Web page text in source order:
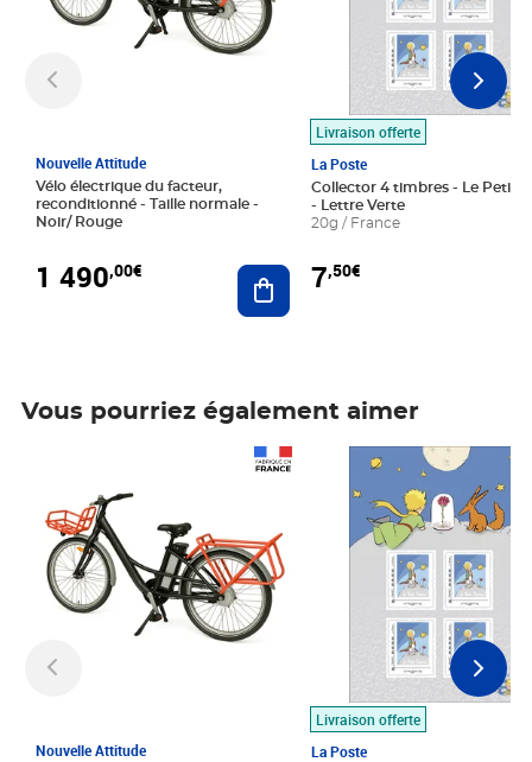
Nouvelle Attitude
Vélo électrique du facteur,
reconditionné - Taille normale -
Noir/ Rouge
1 490,00€ Ajouter au panier
Livraison offerte
La Poste
Collector 4 timbres - Le Petit
- Lettre Verte
20g / France
7,50€
Vous pourriez également aimer
Nouvelle Attitude
Livraison offerte
La Poste
Prix 7,50€